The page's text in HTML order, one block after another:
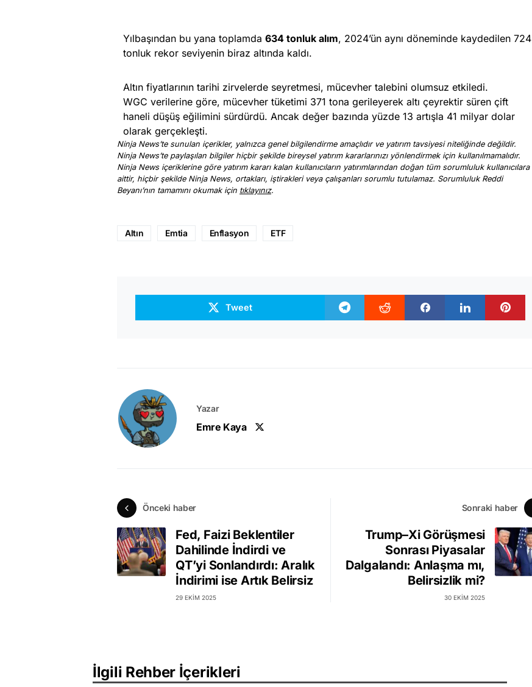
Yılbaşından bu yana toplamda 634 tonluk alım, 2024’ün aynı döneminde kaydedilen 724
tonluk rekor seviyenin biraz altında kaldı.
Altın fiyatlarının tarihi zirvelerde seyretmesi, mücevher talebini olumsuz etkiledi.
WGC verilerine göre, mücevher tüketimi 371 tona gerileyerek altı çeyrektir süren çift
haneli düşüş eğilimini sürdürdü. Ancak değer bazında yüzde 13 artışla 41 milyar dolar
olarak gerçekleşti.
Ninja News’te sunulan içerikler, yalnızca genel bilgilendirme amaçlıdır ve yatırım tavsiyesi niteliğinde değildir.
Ninja News’te paylaşılan bilgiler hiçbir şekilde bireysel yatırım kararlarınızı yönlendirmek için kullanılmamalıdır.
Ninja News içeriklerine göre yatırım kararı kalan kullanıcıların yatırımlarından doğan tüm sorumluluk kullanıcılara
aittir, hiçbir şekilde Ninja News, ortakları, iştirakleri veya çalışanları sorumlu tutulamaz. Sorumluluk Reddi
Beyanı’nın tamamını okumak için tıklayınız.
Altın Emtia Enflasyon ETF
Tweet
Yazar
Emre Kaya
Önceki haber
Fed, Faizi Beklentiler
Dahilinde İndirdi ve
QT’yi Sonlandırdı: Aralık
İndirimi ise Artık Belirsiz
29 EKIM 2025
Sonraki haber
Trump–Xi Görüşmesi
Sonrası Piyasalar
Dalgalandı: Anlaşma mı,
Belirsizlik mi?
30 EKIM 2025
İlgili Rehber İçerikleri